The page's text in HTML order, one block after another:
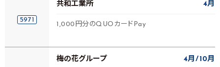
5971
共和工業所 4月
1,000円分のQUOカードPay
梅の花グループ 4月 10月